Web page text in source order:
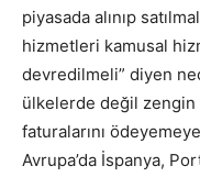
piyasada alınıp
hizmetleri kamusal
devredilmeli” diyen
ülkelerde değil
faturalarını
Avrupa’da İspanya,